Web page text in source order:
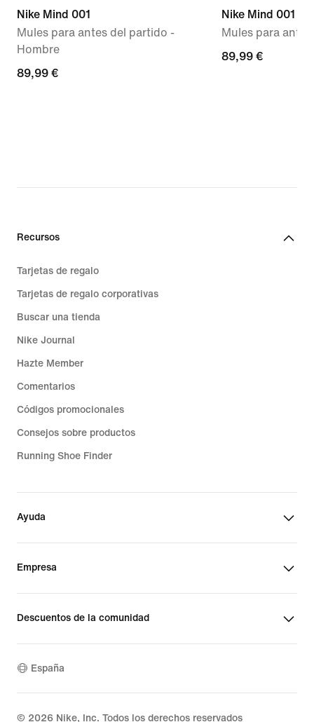
Nike Mind 001
Mules para antes del partido -
Hombre
89,99 €
89,99 €
Nike Mind 001
Mules para
89,99 €
89,99 €
Recursos
Tarjetas de regalo
Tarjetas de regalo corporativas
Buscar una tienda
Nike Journal
Hazte Member
Comentarios
Códigos promocionales
Consejos sobre productos
Running Shoe Finder
Ayuda
Empresa
Descuentos de la comunidad
España
© 2026 Nike, Inc. Todos los derechos reservados